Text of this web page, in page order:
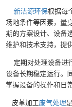
新洁源环保根据每
场地条件等因素，量
期的方案设计、设备
维护和技术支持，提
定期对处理设备进
设备长期稳定运行。
掌握设备的操作和日
皮革加工废气处理